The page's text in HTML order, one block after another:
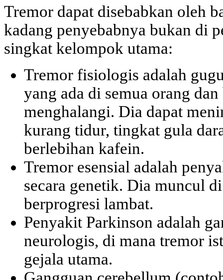
Tremor dapat disebabkan oleh
kadang penyebabnya bukan di
singkat kelompok utama:
Tremor fisiologis adalah
yang ada di semua orang
menghalangi. Dia dapat
kurang tidur, tingkat gula
berlebihan kafein.
Tremor esensial adalah
secara genetik. Dia muncul
berprogresi lambat.
Penyakit Parkinson adalah
neurologis, di mana tremor
gejala utama.